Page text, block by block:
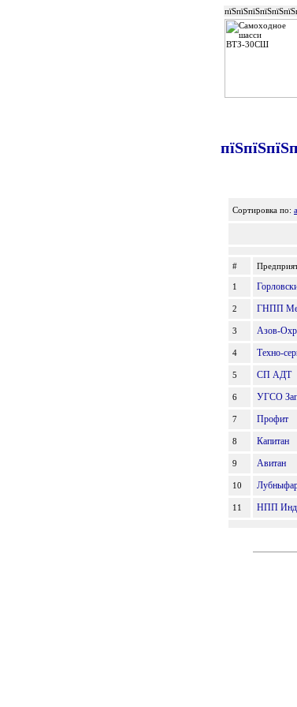
Сортировка по:
#
1
2 ГНПП
3 Азов-
4 Техно-
5 СП АДТ
6 УГСО
7 Профит
8 Капитан
9 Авитан
10
11 НПП